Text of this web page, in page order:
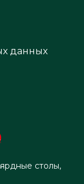
данных
столы,